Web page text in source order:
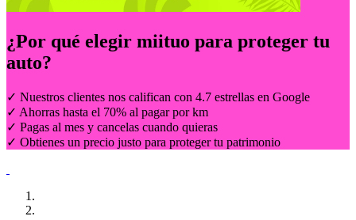
¿Por qué elegir miituo para proteger tu
auto?
✓ Nuestros clientes nos califican con 4.7 estrellas en Google
✓ Ahorras hasta el 70% al pagar por km
✓ Pagas al mes y cancelas cuando quieras
✓ Obtienes un precio justo para proteger tu patrimonio